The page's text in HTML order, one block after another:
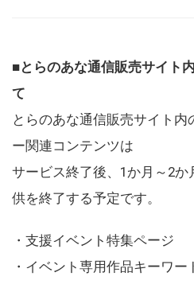
■とらのあな通信販売サイト
て
とらのあな通信販売サイト内
ー関連コンテンツは
サービス終了後、1か月～2
供を終了する予定です。
・支援イベント特集ページ
・イベント専用作品キーワー